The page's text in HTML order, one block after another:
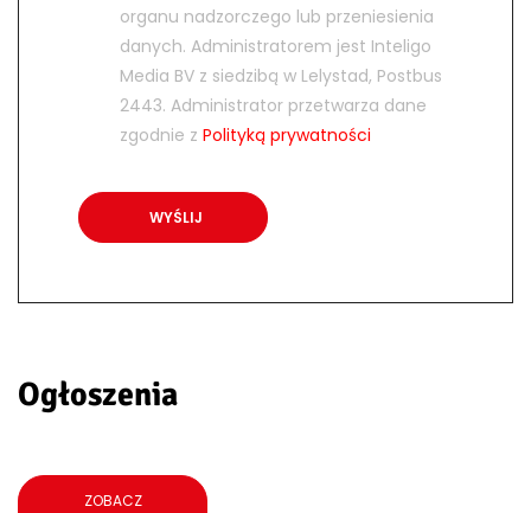
organu nadzorczego lub przeniesienia
danych. Administratorem jest Inteligo
Media BV z siedzibą w Lelystad, Postbus
2443. Administrator przetwarza dane
zgodnie z Polityką prywatności
Ogłoszenia
ZOBACZ